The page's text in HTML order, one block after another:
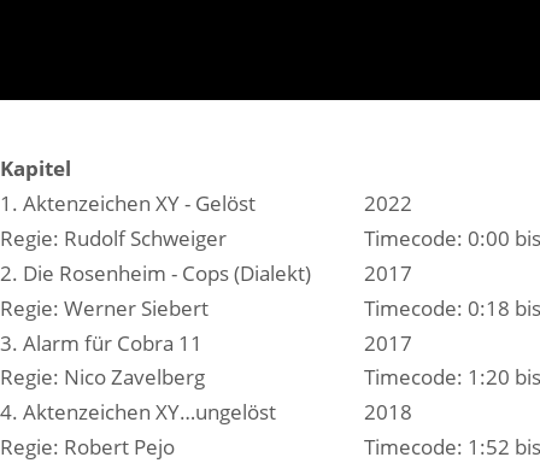
Kapitel
1. Aktenzeichen XY - Gelöst
2022
Regie: Rudolf Schweiger
Timecode: 0:00
2. Die Rosenheim - Cops (Dialekt)
2017
Regie: Werner Siebert
Timecode: 0:18
3. Alarm für Cobra 11
2017
Regie: Nico Zavelberg
Timecode: 1:20
4. Aktenzeichen XY…ungelöst
2018
Regie: Robert Pejo
Timecode: 1:52